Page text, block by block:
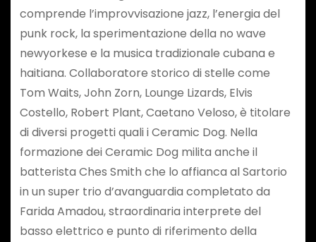
comprende l’improvvisazione jazz, l’energia del
punk rock, la sperimentazione della no wave
newyorkese e la musica tradizionale cubana e
haitiana. Collaboratore storico di stelle come
Tom Waits, John Zorn, Lounge Lizards, Elvis
Costello, Robert Plant, Caetano Veloso, è titolare
di diversi progetti quali i Ceramic Dog. Nella
formazione dei Ceramic Dog milita anche il
batterista Ches Smith che lo affianca al Sartorio
in un super trio d’avanguardia completato da
Farida Amadou, straordinaria interprete del
basso elettrico e punto di riferimento della